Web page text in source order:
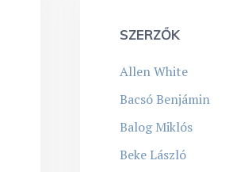
SZERZŐK
Allen White
Bacsó Benjámin
Balog Miklós
Beke László